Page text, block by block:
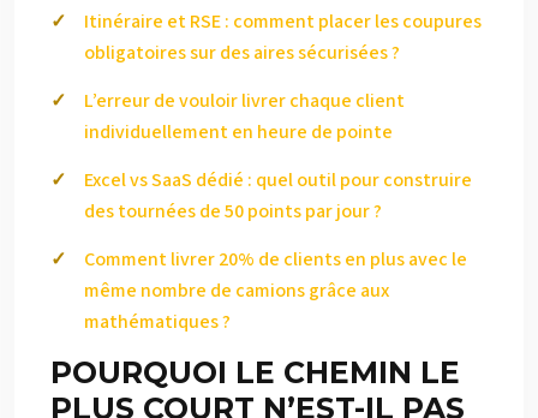
Itinéraire et RSE : comment placer les coupures
obligatoires sur des aires sécurisées ?
L’erreur de vouloir livrer chaque client
individuellement en heure de pointe
Excel vs SaaS dédié : quel outil pour construire
des tournées de 50 points par jour ?
Comment livrer 20% de clients en plus avec le
même nombre de camions grâce aux
mathématiques ?
POURQUOI LE CHEMIN LE
PLUS COURT N’EST-IL PAS